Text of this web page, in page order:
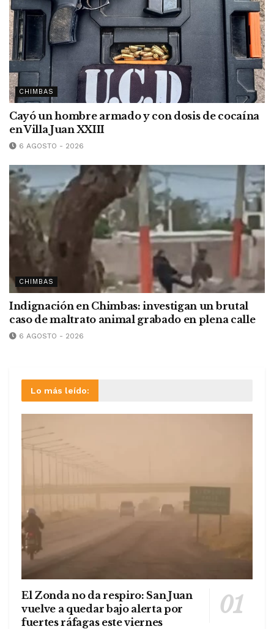
CHIMBAS
Cayó un hombre armado y con dosis de cocaína
en Villa Juan XXIII
6 AGOSTO - 2026
CHIMBAS
Indignación en Chimbas: investigan un brutal
caso de maltrato animal grabado en plena calle
6 AGOSTO - 2026
Lo más leído:
El Zonda no da respiro: San Juan
vuelve a quedar bajo alerta por
fuertes ráfagas este viernes